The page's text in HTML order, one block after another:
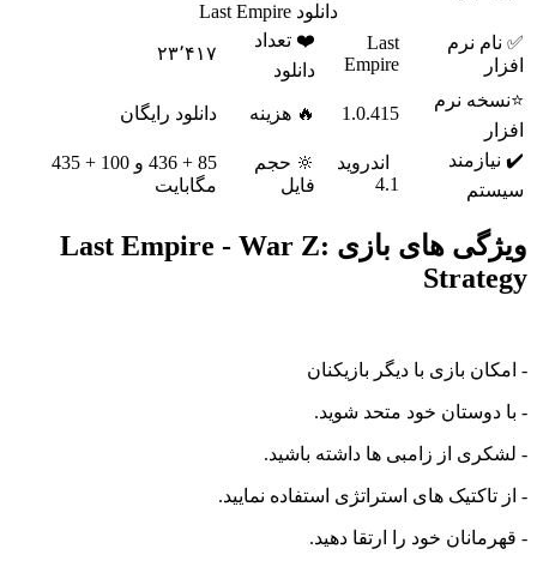
نرم
Last
Empire
❤️ تعداد
دانلود
۲۳٬۴۱۷
نرم
1.0.415 🔥 هزینه دانلود رایگان
🔆 حجم
85 + 436 و 100 + 435
مگابایت
ویژگی های بازی Last Empire - War Z:
بازی با دیگر بازیکنان
خود متحد شوید.
از زامبی ها داشته باشید.
های استراتژی استفاده نمایید.
خود را ارتقا دهید.